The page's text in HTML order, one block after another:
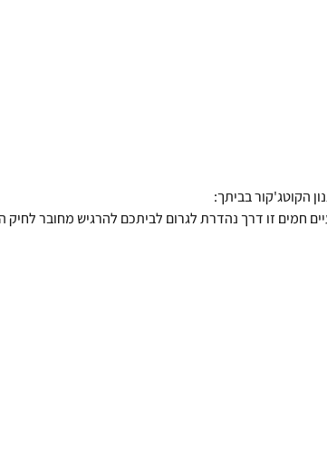
הקוטג'קור בביתך:
חמים זו דרך נהדרת לגרום לביתכם להרגיש מחובר לחיק